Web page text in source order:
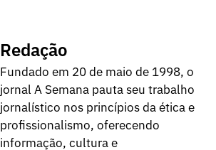
Redação
Fundado em 20 de maio de 1998, o
jornal A Semana pauta seu trabalho
jornalístico nos princípios da ética e
profissionalismo, oferecendo
informação, cultura e